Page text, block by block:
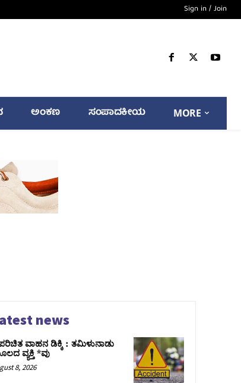
Sign in / Join
ಅಂಕಣ ಸಂಪಾದಕೀಯ MORE
news
ವಾಹನ ಡಿಕ್ಕಿ : ತಮಿಳುನಾಡು
ವ್ಯಕ್ತಿ *ವು
8, 2026